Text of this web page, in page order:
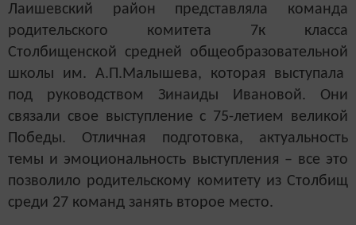
Лаишевский район представляла команда
родительского комитета 7к класса
Столбищенской средней общеобразовательной
школы им. А.П.Малышева, которая выступала
под руководством Зинаиды Ивановой. Они
связали свое выступление с 75-летием великой
Победы. Отличная подготовка, актуальность
темы и эмоциональность выступления – все это
позволило родительскому комитету из Столбищ
среди 27 команд занять второе место.